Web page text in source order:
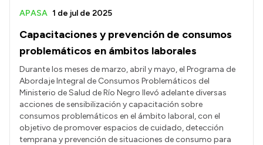
Capacitaciones y prevención de consumos
problemáticos en ámbitos laborales
APASA 1 de jul de 2025
Durante los meses de marzo, abril y mayo, el Programa de
Abordaje Integral de Consumos Problemáticos del
Ministerio de Salud de Río Negro llevó adelante diversas
acciones de sensibilización y capacitación sobre
consumos problemáticos en el ámbito laboral, con el
objetivo de promover espacios de cuidado, detección
temprana y prevención de situaciones de consumo para